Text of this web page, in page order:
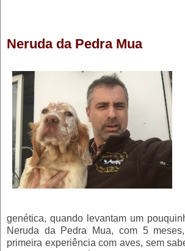
Neruda da Pedra Mua
genética, quando levantam um
Neruda da Pedra Mua, com 5
primeira experiência com aves, sem